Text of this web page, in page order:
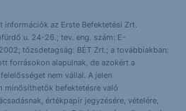
információk az Erste Befektetési Zrt.
u. 24-26.; tev. eng. szám: E-
tőzsdetagság: BÉT Zrt.; a továbbiakban:
forrásokon alapulnak, de azokért a
nem vállal. A jelen
minősíthetők befektetésre való
értékpapír jegyzésére, vételére,